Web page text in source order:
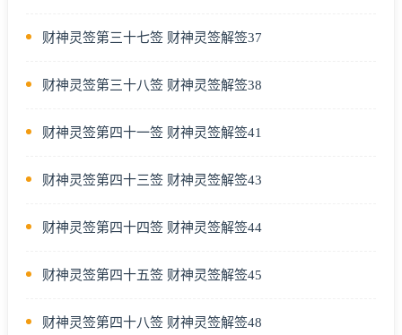
财神灵签第三十七签 财神灵签解签37
财神灵签第三十八签 财神灵签解签38
财神灵签第四十一签 财神灵签解签41
财神灵签第四十三签 财神灵签解签43
财神灵签第四十四签 财神灵签解签44
财神灵签第四十五签 财神灵签解签45
财神灵签第四十八签 财神灵签解签48